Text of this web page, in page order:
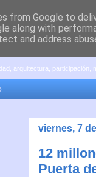
arquitectura, participación,
viernes, 7
12
Puerta
from Google to
along with
and address